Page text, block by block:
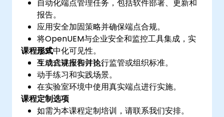
自动化端点管理任务，包括软件部署、更新和
报告。
应用安全加固策略并确保端点合规。
将OpenUEM与企业安全和监控工具集成，实
现集中化可见性。
生成合规报告并执行监管或组织标准。
课程形式
互动式讲座和讨论。
动手练习和实践场景。
在实验室环境中使用真实端点进行实施。
课程定制选项
如需为本课程定制培训，请联系我们安排。